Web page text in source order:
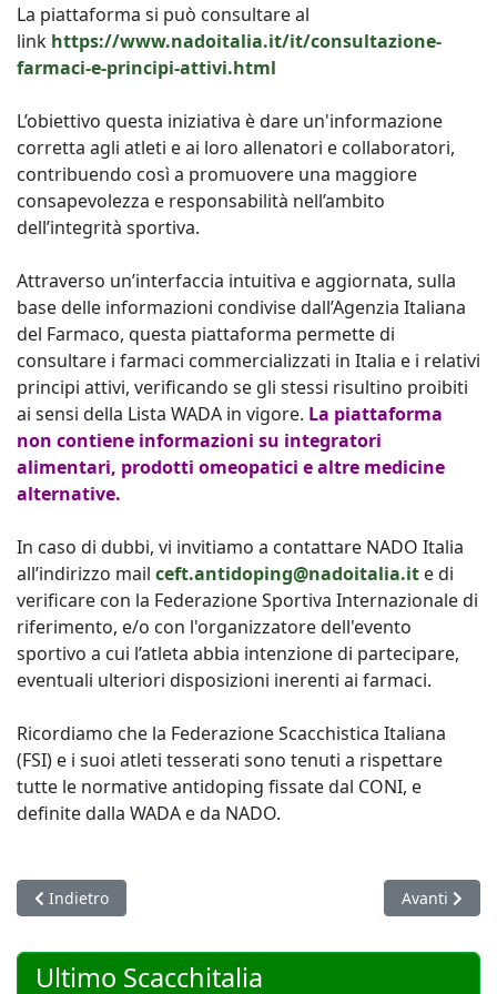
La piattaforma si può consultare al
link https://www.nadoitalia.it/it/consultazione-
farmaci-e-principi-attivi.html
L’obiettivo questa iniziativa è dare un'informazione
corretta agli atleti e ai loro allenatori e collaboratori,
contribuendo così a promuovere una maggiore
consapevolezza e responsabilità nell’ambito
dell’integrità sportiva.
Attraverso un’interfaccia intuitiva e aggiornata, sulla
base delle informazioni condivise dall’Agenzia Italiana
del Farmaco, questa piattaforma permette di
consultare i farmaci commercializzati in Italia e i relativi
principi attivi, verificando se gli stessi risultino proibiti
ai sensi della Lista WADA in vigore. La piattaforma
non contiene informazioni su integratori
alimentari, prodotti omeopatici e altre medicine
alternative.
In caso di dubbi, vi invitiamo a contattare NADO Italia
all’indirizzo mail ceft.antidoping@nadoitalia.it e di
verificare con la Federazione Sportiva Internazionale di
riferimento, e/o con l'organizzatore dell'evento
sportivo a cui l’atleta abbia intenzione di partecipare,
eventuali ulteriori disposizioni inerenti ai farmaci.
Ricordiamo che la Federazione Scacchistica Italiana
(FSI) e i suoi atleti tesserati sono tenuti a rispettare
tutte le normative antidoping fissate dal CONI, e
definite dalla WADA e da NADO.
Articolo precedente: Creata una nuova funzione su Tema:
Indietro Articolo
Avanti
Ultimo Scacchitalia